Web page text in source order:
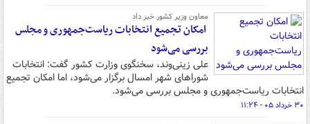
معاون وزیر کشور خبر داد
امکان تجمیع انتخابات ریاست‌جمهوری و مجلس
بررسی می‌شود
علی زینی‌وند، سخنگوی وزارت کشور گفت: انتخابات
شوراهای شهر امسال برگزار می‌شود، اما امکان تجمیع
انتخابات ریاست‌جمهوری و مجلس بررسی می‌شود.
۳۰ خرداد ۰۵ - ۱۱:۲۴